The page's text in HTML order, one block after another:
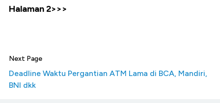
Halaman 2>>>
Next Page
Deadline Waktu Pergantian ATM Lama di BCA, Mandiri,
BNI dkk